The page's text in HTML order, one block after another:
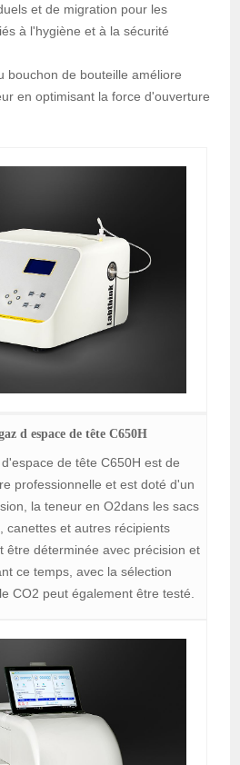
et de migration pour les
à l'hygiène et à la sécurité
bouchon de bouteille améliore
en optimisant la force d'ouverture
d espace de tête C650H
de tête C650H est de
professionnelle et est doté d'un
la teneur en O2dans les sacs
canettes et autres récipients
être déterminée avec précision et
ce temps, avec la sélection
CO2 peut également être testé.